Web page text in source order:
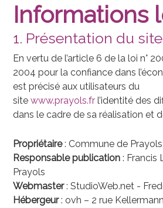
Informations
1. Présentation du
En vertu de l’article 6 de la loi n°
2004 pour la confiance dans
est précisé aux utilisateurs du
sitewww.prayols.fr l’identité des
dans le cadre de sa réalisation et
Propriétaire: Commune de Prayols
Responsable publication : Francis
Prayols
Webmaster: StudioWeb.net -
Hébergeur: ovh – 2 rue